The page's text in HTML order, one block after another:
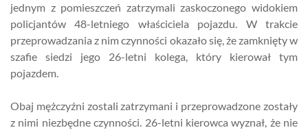
jednym z pomieszczeń zatrzymali zaskoczonego widokiem
policjantów 48-letniego właściciela pojazdu. W trakcie
przeprowadzania z nim czynności okazało się, że zamknięty w
szafie siedzi jego 26-letni kolega, który kierował tym
pojazdem.
Obaj mężczyźni zostali zatrzymani i przeprowadzone zostały
z nimi niezbędne czynności. 26-letni kierowca wyznał, że nie